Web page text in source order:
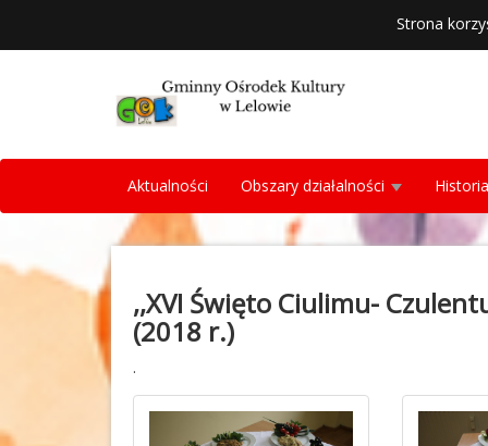
Strona
Aktualności Obszary działalności
,,XVI Święto Ciulimu-
(2018 r.)
.